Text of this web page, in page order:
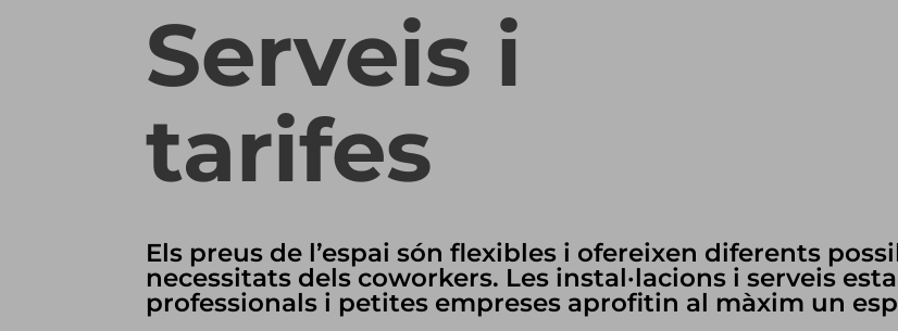
Serveis i
tarifes
Els preus de l’espai són flexibles i ofereixen diferents
necessitats dels coworkers. Les instal·lacions i serveis
professionals i petites empreses aprofitin al màxim un